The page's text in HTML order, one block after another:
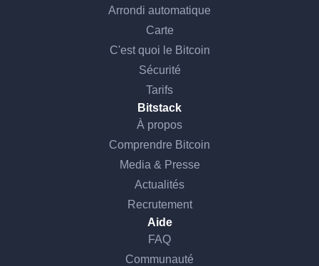
Arrondi automatique
Carte
C'est quoi le Bitcoin
Sécurité
Tarifs
Bitstack
À propos
Comprendre Bitcoin
Media & Presse
Actualités
Recrutement
Aide
FAQ
Communauté